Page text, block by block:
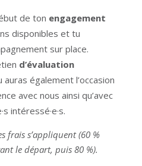
de ton engagement
disponibles et tu
sur place.
d’évaluation
également l’occasion
avec nous ainsi qu’avec
intéressé·e·s.
frais s’appliquent (60 %
le départ, puis 80 %).